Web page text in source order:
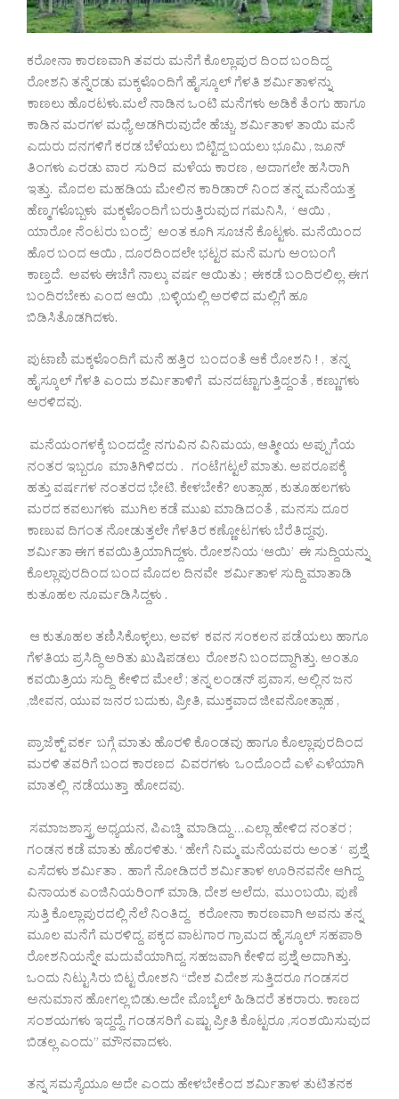
ಕರೋನಾ ಕಾರಣವಾಗಿ ತವರು ಮನೆಗೆ ಕೊಲ್ಲಾಪುರ ದಿಂದ ಬಂದಿದ್ದ
ರೋಶನಿ ತನ್ನೆರಡು‌ ಮಕ್ಕಳೊಂದಿಗೆ ಹೈಸ್ಕೂಲ್ ಗೆಳತಿ ಶರ್ಮಿತಾಳನ್ನು
ಕಾಣಲು ಹೊರಟಳು.ಮಲೆ ‌ನಾಡಿನ ಒಂಟಿ ಮನೆಗಳು ಅಡಿಕೆ ತೆಂಗು ಹಾಗೂ
ಕಾಡಿನ ಮರಗಳ ಮಧ್ಯೆ ಅಡಗಿರುವುದೇ ಹೆಚ್ಚು. ಶರ್ಮಿತಾಳ ತಾಯಿ ಮನೆ
ಎದುರು ದನಗಳಿಗೆ ಕರಡ ಬೆಳೆಯಲು ಬಿಟ್ಟಿದ್ದ ಬಯಲು ಭೂಮಿ , ಜೂನ್
ತಿಂಗಳು ಎರಡು ವಾರ ಸುರಿದ ಮಳೆಯ ಕಾರಣ , ಅದಾಗಲೇ ಹಸಿರಾಗಿ
ಇತ್ತು.‌‌ ಮೊದಲ ಮಹಡಿಯ ಮೇಲಿನ ಕಾರಿಡಾರ್ ನಿಂದ ತನ್ನ ಮನೆಯತ್ತ
ಹೆಣ್ಮಗಳೊಬ್ಬಳು ಮಕ್ಕಳೊಂದಿಗೆ ಬರುತ್ತಿರುವುದ ಗಮನಿಸಿ, ‘ ಆಯಿ ,
ಯಾರೋ ನೆಂಟರು ಬಂದ್ರೆ’ ಅಂತ ಕೂಗಿ ಸೂಚನೆ ಕೊಟ್ಟಳು. ಮನೆಯಿಂದ
ಹೊರ ಬಂದ ಆಯಿ , ದೂರದಿಂದಲೇ ಭಟ್ಟರ ಮನೆ ಮಗು ಅಂಬಂಗೆ
ಕಾಣ್ತದೆ. ಅವಳು ಈಚೆಗೆ ನಾಲ್ಕು ವರ್ಷ ಆಯಿತು ; ಈಕಡೆ ಬಂದಿರಲಿಲ್ಲ.‌ ಈಗ
ಬಂದಿರಬೇಕು ಎಂದ ಆಯಿ ,ಬಳ್ಳಿಯಲ್ಲಿ ಅರಳಿದ ಮಲ್ಲಿಗೆ ಹೂ
ಬಿಡಿಸಿತೊಡಗಿದಳು.
ಪುಟಾಣಿ‌ ಮಕ್ಕಳೊಂದಿಗೆ ಮನೆ ಹತ್ತಿರ ಬಂದಂತೆ ಆಕೆ ರೋಶನಿ ! , ತನ್ನ
ಹೈಸ್ಕೂಲ್ ಗೆಳತಿ ಎಂದು ಶರ್ಮಿತಾಳಿಗೆ ಮನದಟ್ಟಾಗುತ್ತಿದ್ದಂತೆ , ಕಣ್ಣುಗಳು
ಅರಳಿದವು.
ಮನೆಯಂಗಳಕ್ಕೆ ಬಂದದ್ದೇ ನಗುವಿನ‌ ವಿನಿಮಯ, ಆತ್ಮೀಯ ‌ಅಪ್ಪುಗೆಯ
ನಂತರ‌ ಇಬ್ಬರೂ ಮಾತಿಗಿಳಿದರು . ಗಂಟೆಗಟ್ಟಲೆ ಮಾತು.‌ ಅಪರೂಪಕ್ಕೆ
ಹತ್ತು ವರ್ಷಗಳ ನಂತರದ ಭೇಟಿ.‌ ಕೇಳಬೇಕೆ? ಉತ್ಸಾಹ , ಕುತೂಹಲಗಳು
ಮರದ ಕವಲುಗಳು ಮುಗಿಲ ಕಡೆ ಮುಖ ಮಾಡಿದಂತೆ , ಮನಸು ದೂರ
ಕಾಣುವ ದಿಗಂತ ನೋಡುತ್ತಲೇ ಗೆಳತಿರ ಕಣ್ಣೋಟಗಳು ಬೆರೆತಿದ್ದವು.
ಶರ್ಮಿತಾ ಈಗ ಕವಯಿತ್ರಿಯಾಗಿದ್ದಳು. ರೋಶನಿಯ ‘ಆಯಿ’ ಈ‌ ಸುದ್ದಿಯನ್ನು
‌ಕೊಲ್ಲಾಪುರದಿಂದ ಬಂದ ಮೊದಲ ದಿನವೇ ಶರ್ಮಿತಾಳ ಸುದ್ದಿ ಮಾತಾಡಿ
ಕುತೂಹಲ ನೂರ್ಮಡಿಸಿದ್ದಳು .
ಆ ಕುತೂಹಲ ತಣಿಸಿಕೊಳ್ಳಲು, ಅವಳ ಕವನ ಸಂಕಲನ ಪಡೆಯಲು ಹಾಗೂ
ಗೆಳತಿಯ ಪ್ರಸಿದ್ಧಿ ಅರಿತು ಖುಷಿಪಡಲು ರೋಶನಿ ಬಂದದ್ದಾಗಿತ್ತು. ಅಂತೂ
ಕವಯಿತ್ರಿಯ ಸುದ್ದಿ ಕೇಳಿದ ಮೇಲೆ ; ತನ್ನ ಲಂಡನ್ ಪ್ರವಾಸ, ಅಲ್ಲಿನ ಜನ
,‌ಜೀವನ, ಯುವ ಜನರ ಬದುಕು, ಪ್ರೀತಿ, ಮುಕ್ತವಾದ ಜೀವನೋತ್ಸಾಹ ,
ಪ್ರಾಜೆಕ್ಟ್ ವರ್ಕ ಬಗ್ಗೆ ಮಾತು ಹೊರಳಿ ಕೊಂಡವು ಹಾಗೂ ಕೊಲ್ಲಾಪುರದಿಂದ
ಮರಳಿ ತವರಿಗೆ ಬಂದ ಕಾರಣದ ವಿವರಗಳು ಒಂದೊಂದೆ ಎಳೆ ಎಳೆಯಾಗಿ
ಮಾತಲ್ಲಿ ನಡೆಯುತ್ತಾ ಹೋದವು.
ಸಮಾಜಶಾಸ್ತ್ರ ಅಧ್ಯಯನ, ಪಿಎಚ್ಡಿ ಮಾಡಿದ್ದು …ಎಲ್ಲಾ ಹೇಳಿದ ನಂತರ ;
ಗಂಡನ ಕಡೆ ಮಾತು‌ ಹೊರಳಿತು. ‘ ಹೇಗೆ ನಿಮ್ಮ ಮನೆಯವರು ಅಂತ ‘ ಪ್ರಶ್ನೆ
ಎಸೆದಳು ಶರ್ಮಿತಾ . ‌ ಹಾಗೆ ನೋಡಿದರೆ ಶರ್ಮಿತಾಳ‌ ಊರಿನವನೇ ಆಗಿದ್ದ
ವಿನಾಯಕ ಎಂಜಿನಿಯರಿಂಗ್ ಮಾಡಿ, ದೇಶ ಅಲೆದು, ಮುಂಬಯಿ, ಪುಣೆ
ಸುತ್ತಿ ಕೊಲ್ಲಾಪುರದಲ್ಲಿ ‌ನೆಲೆ ನಿಂತಿದ್ದ.‌ ಕರೋನಾ ಕಾರಣವಾಗಿ‌ ಅವನು ತನ್ನ
ಮೂಲ ಮನೆಗೆ ಮರಳಿದ್ದ.‌ ಪಕ್ಕದ ವಾಟಗಾರ ಗ್ರಾಮದ ಹೈಸ್ಕೂಲ್ ಸಹಪಾಠಿ
ರೋಶನಿಯನ್ನೇ ಮದುವೆಯಾಗಿದ್ದ. ಸಹಜವಾಗಿ ಕೇಳಿದ ಪ್ರಶ್ನೆ ಅದಾಗಿತ್ತು.
ಒಂದು‌ ನಿಟ್ಟುಸಿರು ಬಿಟ್ಟ ರೋಶನಿ “ದೇಶ ವಿದೇಶ ಸುತ್ತಿದರೂ ಗಂಡಸರ‌
ಅನುಮಾನ ಹೋಗಲ್ಲ ಬಿಡು.‌ಅದೇ ಮೊಬೈಲ್ ಹಿಡಿದರೆ ತಕರಾರು.‌ ಕಾಣದ
ಸಂಶಯಗಳು ಇದ್ದದ್ದೆ.‌ ಗಂಡಸರಿಗೆ ಎಷ್ಟು ಪ್ರೀತಿ ‌ಕೊಟ್ಟರೂ ,ಸಂಶಯಿಸುವುದ
ಬಿಡಲ್ಲ ಎಂದು” ಮೌನವಾದಳು.
ತನ್ನ ಸಮಸ್ಯೆಯೂ ಅದೇ ಎಂದು ಹೇಳಬೇಕೆಂದ ಶರ್ಮಿತಾಳ ತುಟಿತನಕ